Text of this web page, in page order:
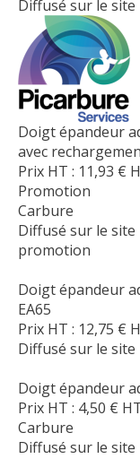
Diffusé sur le site
Doigt épandeur
avec
Prix HT : 11,93 €
Promotion
Carbure
Diffusé sur le site
promotion
Doigt épandeur
EA65
Prix HT : 12,75 €
Diffusé sur le site
Doigt épandeur
Prix HT : 4,50 €
Carbure
Diffusé sur le site